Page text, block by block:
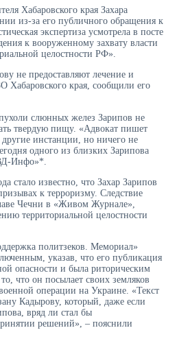
Хабаровского края Захара
из-за его публичного обращения к
экспертиза усмотрела в посте
к вооруженному захвату власти
целостности РФ».
не предоставляют лечение и
Хабаровского края, сообщили его
слюнных желез Зарипов не
твердую пищу. «Адвокат пишет
инстанции, но ничего не
одного из близких Зарипова
Инфо»*.
стало известно, что Захар Зарипов
к терроризму. Следствие
Чечни в «Живом Журнале»,
территориальной целостности
политзеков. Мемориал»
указав, что его публикация
опасности и была риторическим
что он посылает своих земляков
операции на Украине. «Текст
Кадырову, который, даже если
вряд ли стал бы
решений», – пояснили